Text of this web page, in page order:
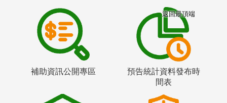
補助資訊公開專區
預告統計資料發布時
間表
返回最頂端